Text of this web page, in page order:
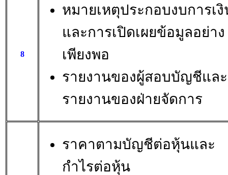
8
หมายเหตุประกอบงบการเ
และการเปิดเผยข้อมูลอย่าง
เพียงพอ
รายงานของผู้สอบบัญชีและ
รายงานของฝ่ายจัดการ
ราคาตามบัญชีต่อหุ้นและ
กำไรต่อหุ้น